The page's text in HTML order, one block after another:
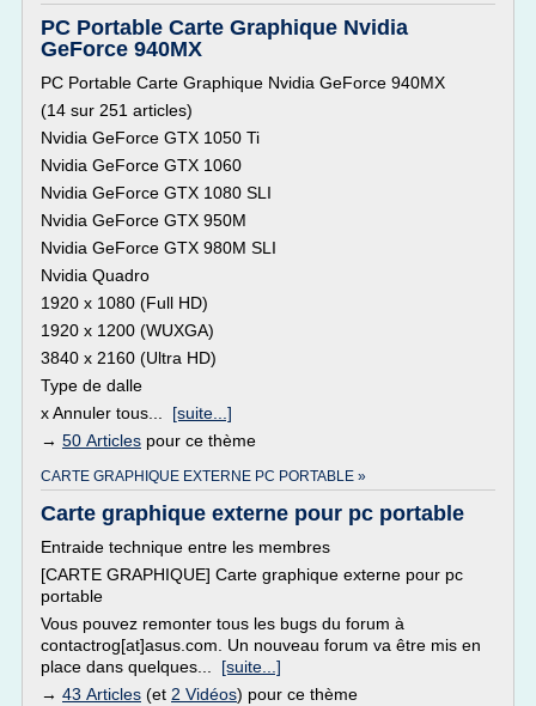
PC Portable Carte Graphique Nvidia
GeForce 940MX
PC Portable Carte Graphique Nvidia GeForce 940MX
(14 sur 251 articles)
Nvidia GeForce GTX 1050 Ti
Nvidia GeForce GTX 1060
Nvidia GeForce GTX 1080 SLI
Nvidia GeForce GTX 950M
Nvidia GeForce GTX 980M SLI
Nvidia Quadro
1920 x 1080 (Full HD)
1920 x 1200 (WUXGA)
3840 x 2160 (Ultra HD)
Type de dalle
x Annuler tous... [suite...]
→ 50 Articles pour ce thème
CARTE GRAPHIQUE EXTERNE PC PORTABLE »
Carte graphique externe pour pc portable
Entraide technique entre les membres
[CARTE GRAPHIQUE] Carte graphique externe pour pc
portable
Vous pouvez remonter tous les bugs du forum à
contactrog[at]asus.com. Un nouveau forum va être mis en
place dans quelques... [suite...]
→ 43 Articles (et 2 Vidéos) pour ce thème